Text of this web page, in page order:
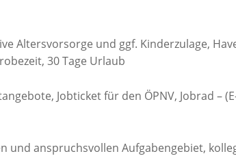
Altersvorsorge und ggf. Kinderzulage,
30 Tage Urlaub
Jobticket für den ÖPNV, Jobrad –
und anspruchsvollen Aufgabengebiet,